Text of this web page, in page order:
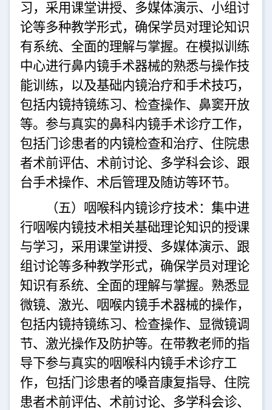
习，采用课堂讲授、多媒体演示、小组讨
论等多种教学形式，确保学员对理论知识
有系统、全面的理解与掌握。在模拟训练
中心进行鼻内镜手术器械的熟悉与操作技
能训练，以及基础内镜治疗和手术技巧，
包括内镜持镜练习、检查操作、鼻窦开放
等。参与真实的鼻科内镜手术诊疗工作，
包括门诊患者的内镜检查和治疗、住院患
者术前评估、术前讨论、多学科会诊、跟
台手术操作、术后管理及随访等环节。
（五）咽喉科内镜诊疗技术：集中进
行咽喉内镜技术相关基础理论知识的授课
与学习，采用课堂讲授、多媒体演示、跟
组讨论等多种教学形式，确保学员对理论
知识有系统、全面的理解与掌握。熟悉显
微镜、激光、咽喉内镜手术器械的操作，
包括内镜持镜练习、检查操作、显微镜调
节、激光操作及防护等。在带教老师的指
导下参与真实的咽喉科内镜手术诊疗工
作，包括门诊患者的嗓音康复指导、住院
患者术前评估、术前讨论、多学科会诊、